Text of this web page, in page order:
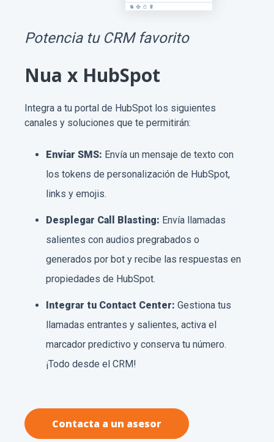
Potencia tu CRM favorito
Nua x HubSpot
Integra a tu portal de HubSpot los siguientes
canales y soluciones que te permitirán:
Envíar SMS: Envía un mensaje de texto con
los tokens de personalización de HubSpot,
links y emojis.
Desplegar Call Blasting: Envía llamadas
salientes con audios pregrabados o
generados por bot y recibe las respuestas en
propiedades de HubSpot.
Integrar tu Contact Center: Gestiona tus
llamadas entrantes y salientes, activa el
marcador predictivo y conserva tu número.
¡Todo desde el CRM!
Contacta a un asesor